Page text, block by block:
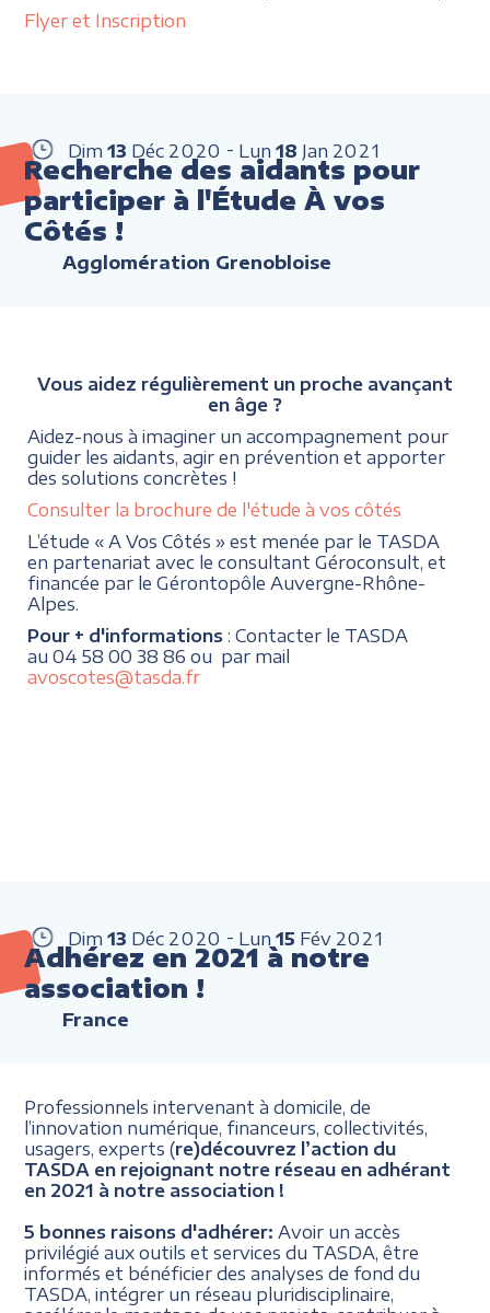
Flyer et Inscription
Dim 13 Déc 2020 Lun 18 Jan 2021
Recherche des aidants pour
participer à l'Étude À vos
Côtés !
Agglomération Grenobloise
Vous aidez régulièrement un proche avançant
en âge ?
Aidez-nous à imaginer un accompagnement pour
guider les aidants, agir en prévention et apporter
des solutions concrètes !
Consulter la brochure de l'étude à vos côtés
L’étude « A Vos Côtés » est menée par le TASDA
en partenariat avec le consultant Géroconsult, et
financée par le Gérontopôle Auvergne-Rhône-
Alpes.
Pour + d'informations : Contacter le TASDA
au 04 58 00 38 86 ou par mail
avoscotes@tasda.fr
Dim 13 Déc 2020 Lun 15 Fév 2021
Adhérez en 2021 à notre
association !
France
Professionnels intervenant à domicile, de
l’innovation numérique, financeurs, collectivités,
usagers, experts (re)découvrez l’action du
TASDA en rejoignant notre réseau en adhérant
en 2021 à notre association !
5 bonnes raisons d'adhérer: Avoir un accès
privilégié aux outils et services du TASDA, être
informés et bénéficier des analyses de fond du
TASDA, intégrer un réseau pluridisciplinaire,